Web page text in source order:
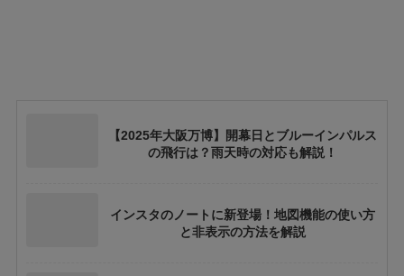
【2025年大阪万博】開幕日とブルーインパルス
の飛行は？雨天時の対応も解説！
インスタのノートに新登場！地図機能の使い方
と非表示の方法を解説